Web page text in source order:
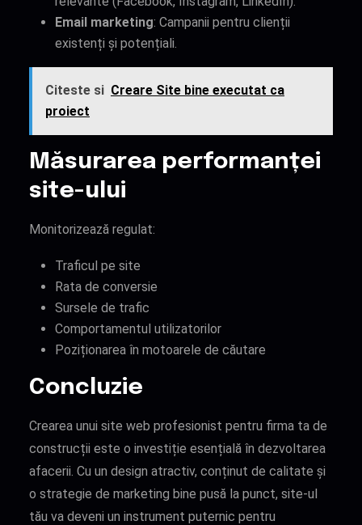
Email marketing: Campanii pentru clienții
existenți și potențiali.
Citeste si Creare Site bine executat ca
proiect
Măsurarea performanței
site-ului
Monitorizează regulat:
Traficul pe site
Rata de conversie
Sursele de trafic
Comportamentul utilizatorilor
Poziționarea în motoarele de căutare
Concluzie
Crearea unui site web profesionist pentru firma ta de
construcții este o investiție esențială în dezvoltarea
afacerii. Cu un design atractiv, conținut de calitate și
o strategie de marketing bine pusă la punct, site-ul
tău va deveni un instrument puternic pentru